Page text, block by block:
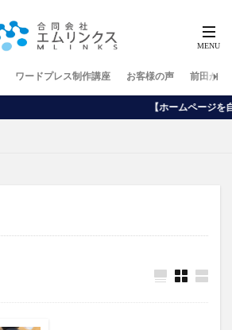
ワードプレス制作講座 お客様の声 前田が行
【ホームページを自分で作りたい方向け